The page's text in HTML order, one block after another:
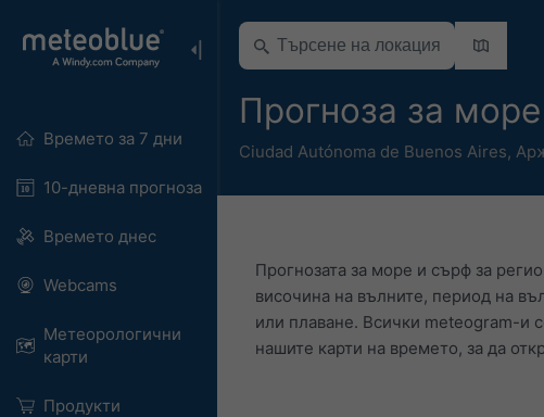
Времето за 7 дни
10-дневна прогноза
Времето днес
Webcams
Метеорологични
карти
Продукти
Прогноза за
Ciudad Autónoma de Buenos Aires,
Прогнозата за море и сърф за
височина на вълните, период на
или плаване. Всички meteogram-и
нашите карти на времето, за да